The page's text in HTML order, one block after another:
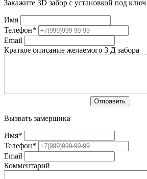
Закажите 3D забор с установкой под ключ
Имя
Телефон*
Email
Краткое описание желаемого 3 Д забора
Вызвать замерщика
Имя*
Телефон*
Email
Комментарий